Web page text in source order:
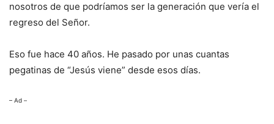
nosotros de que podríamos ser la generación que vería el
regreso del Señor.
Eso fue hace 40 años. He pasado por unas cuantas
pegatinas de “Jesús viene” desde esos días.
– Ad –